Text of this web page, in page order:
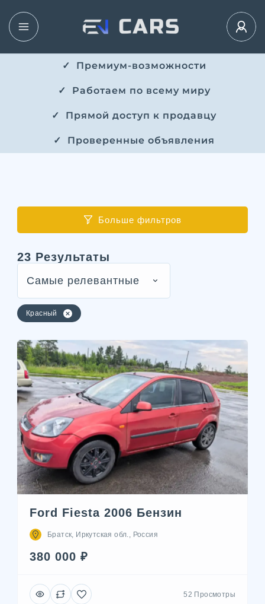
✓ ​​ Премиум-возможности
✓ ​ Работаем по всему миру
✓ ​ Прямой доступ к продавцу
✓ ​ Проверенные объявления
Больше фильтров
23 Результаты
Самые релевантные
Красный
Ford Fiesta 2006 Бензин
Братск, Иркутская обл., Россия
380 000 ₽
52 Просмотры